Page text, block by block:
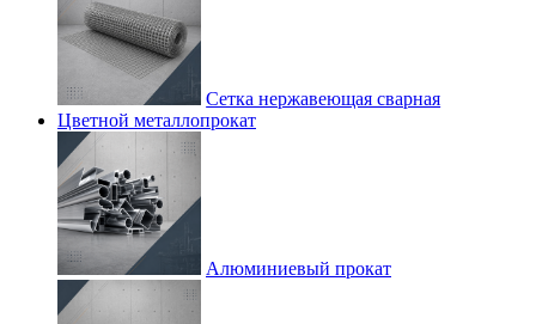
Сетка нержавеющая сварная
Цветной металлопрокат
Алюминиевый прокат